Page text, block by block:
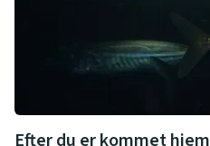
Efter du er kommet hjem